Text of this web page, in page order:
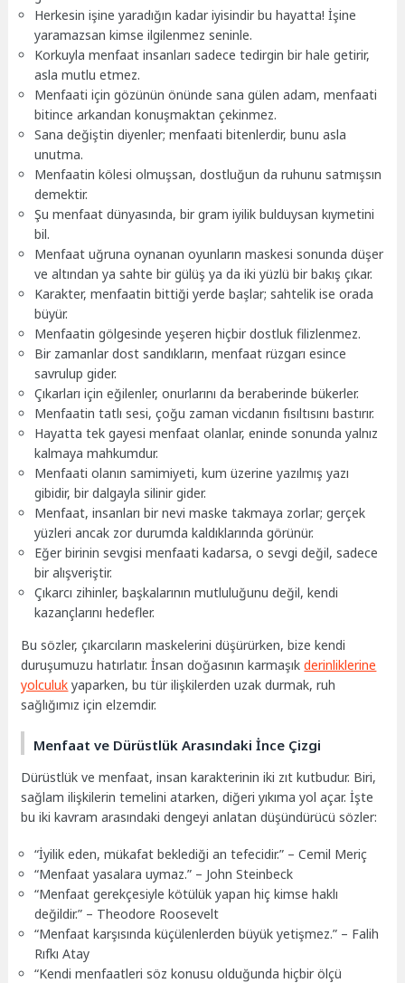
Herkesin işine yaradığın kadar iyisindir bu hayatta! İşine
yaramazsan kimse ilgilenmez seninle.
Korkuyla menfaat insanları sadece tedirgin bir hale getirir,
asla mutlu etmez.
Menfaati için gözünün önünde sana gülen adam, menfaati
bitince arkandan konuşmaktan çekinmez.
Sana değiştin diyenler; menfaati bitenlerdir, bunu asla
unutma.
Menfaatin kölesi olmuşsan, dostluğun da ruhunu satmışsın
demektir.
Şu menfaat dünyasında, bir gram iyilik bulduysan kıymetini
bil.
Menfaat uğruna oynanan oyunların maskesi sonunda düşer
ve altından ya sahte bir gülüş ya da iki yüzlü bir bakış çıkar.
Karakter, menfaatin bittiği yerde başlar; sahtelik ise orada
büyür.
Menfaatin gölgesinde yeşeren hiçbir dostluk filizlenmez.
Bir zamanlar dost sandıkların, menfaat rüzgarı esince
savrulup gider.
Çıkarları için eğilenler, onurlarını da beraberinde bükerler.
Menfaatin tatlı sesi, çoğu zaman vicdanın fısıltısını bastırır.
Hayatta tek gayesi menfaat olanlar, eninde sonunda yalnız
kalmaya mahkumdur.
Menfaati olanın samimiyeti, kum üzerine yazılmış yazı
gibidir, bir dalgayla silinir gider.
Menfaat, insanları bir nevi maske takmaya zorlar; gerçek
yüzleri ancak zor durumda kaldıklarında görünür.
Eğer birinin sevgisi menfaati kadarsa, o sevgi değil, sadece
bir alışveriştir.
Çıkarcı zihinler, başkalarının mutluluğunu değil, kendi
kazançlarını hedefler.
Bu sözler, çıkarcıların maskelerini düşürürken, bize kendi
duruşumuzu hatırlatır. İnsan doğasının karmaşıkderinliklerine
yolculuk yaparken, bu tür ilişkilerden uzak durmak, ruh
sağlığımız için elzemdir.
Menfaat ve Dürüstlük Arasındaki İnce Çizgi
Dürüstlük ve menfaat, insan karakterinin iki zıt kutbudur. Biri,
sağlam ilişkilerin temelini atarken, diğeri yıkıma yol açar. İşte
bu iki kavram arasındaki dengeyi anlatan düşündürücü sözler:
“İyilik eden, mükafat beklediği an tefecidir.” – Cemil Meriç
“Menfaat yasalara uymaz.” – John Steinbeck
“Menfaat gerekçesiyle kötülük yapan hiç kimse haklı
değildir.” – Theodore Roosevelt
“Menfaat karşısında küçülenlerden büyük yetişmez.” – Falih
Rıfkı Atay
“Kendi menfaatleri söz konusu olduğunda hiçbir ölçü